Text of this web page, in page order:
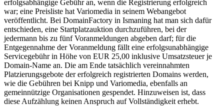
erfolgsabhängige Gebühr an, wenn die Registrierung erfolgreich
war; eine Preisliste hat Variomedia in seinem Webangebot
veröffentlicht. Bei DomainFactory in Ismaning hat man sich dafür
entschieden, eine Startplatzauktion durchzuführen, bei der
jedermann bis zu fünf Voranmeldungen abgeben darf; für die
Entgegennahme der Voranmeldung fällt eine erfolgsunabhängige
Servicegebühr in Höhe von EUR 25,00 inklusive Umsatzsteuer je
Domain-Name an. Die am Ende tatsächlich vereinnahmten
Platzierungsgebote der erfolgreich registrierten Domains werden,
wie die Gebühren bei Knipp und Variomedia, ebenfalls an
gemeinnützige Organisationen gespendet. Hinzuweisen ist, dass
diese Aufzählung keinen Anspruch auf Vollständigkeit erhebt.